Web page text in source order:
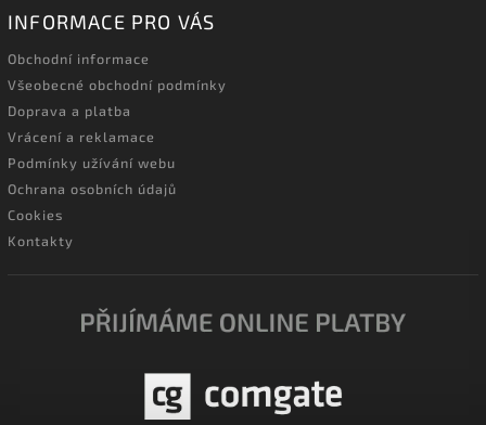
INFORMACE PRO VÁS
Obchodní informace
Všeobecné obchodní podmínky
Doprava a platba
Vrácení a reklamace
Podmínky užívání webu
Ochrana osobních údajů
Cookies
Kontakty